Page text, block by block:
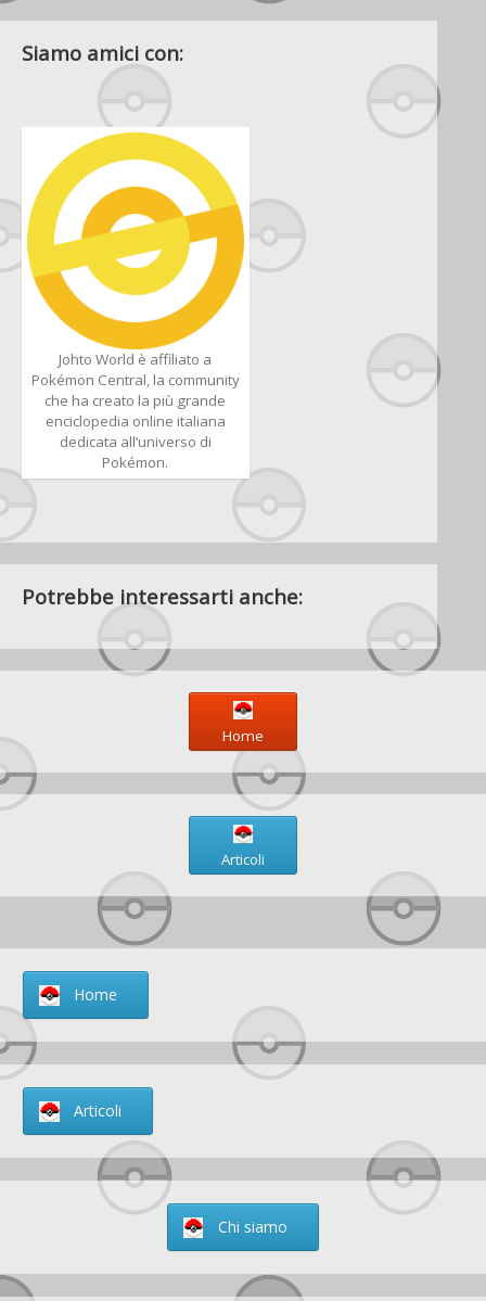
Siamo amici con:
Johto World è affiliato a
Pokémon Central, la community
che ha creato la più grande
enciclopedia online italiana
dedicata all’universo di
Pokémon.
Potrebbe interessarti anche:
Home
Articoli
Home
Articoli
Chi siamo